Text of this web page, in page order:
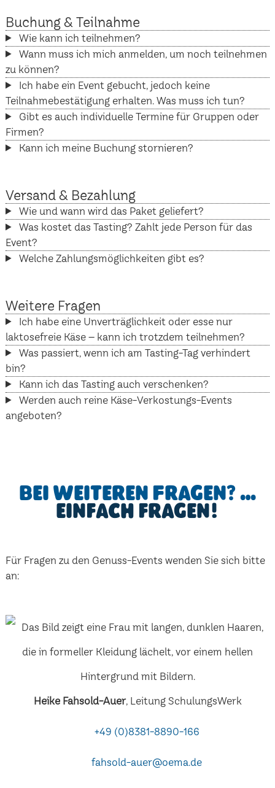
Buchung & Teilnahme
Wie kann ich teilnehmen?
Wann muss ich mich anmelden, um noch teilnehmen
zu können?
Ich habe ein Event gebucht, jedoch keine
Teilnahmebestätigung erhalten. Was muss ich tun?
Gibt es auch individuelle Termine für Gruppen oder
Firmen?
Kann ich meine Buchung stornieren?
Versand & Bezahlung
Wie und wann wird das Paket geliefert?
Was kostet das Tasting? Zahlt jede Person für das
Event?
Welche Zahlungsmöglichkeiten gibt es?
Weitere Fragen
Ich habe eine Unverträglichkeit oder esse nur
laktosefreie Käse – kann ich trotzdem teilnehmen?
Was passiert, wenn ich am Tasting-Tag verhindert
bin?
Kann ich das Tasting auch verschenken?
Werden auch reine Käse-Verkostungs-Events
angeboten?
Bei weiteren Fragen? …
einfach fragen!
Für Fragen zu den Genuss-Events wenden Sie sich bitte
an:
Heike Fahsold-Auer, Leitung SchulungsWerk
+49 (0)8381-8890-166
fahsold-auer@oema.de